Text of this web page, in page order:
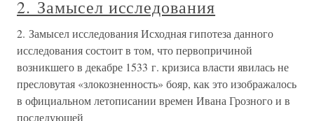
Глава 4 Замысел Политический лидер, который хочет,
чтобы его считали по-настоящему харизматичным,
должен иметь вразумительное представление о будущем
— картину мира, основанную на особенном понимании
действительности. Согласно Максу Веберу,
харизматичный лидер должен